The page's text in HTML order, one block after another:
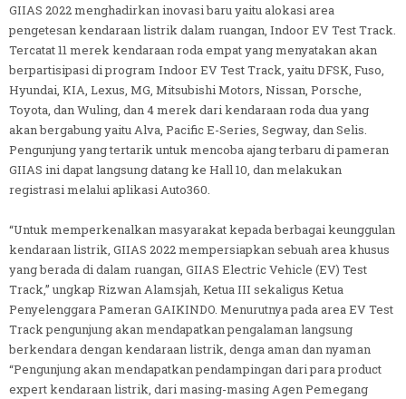
GIIAS 2022 menghadirkan inovasi baru yaitu alokasi area
pengetesan kendaraan listrik dalam ruangan, Indoor EV Test Track.
Tercatat 11 merek kendaraan roda empat yang menyatakan akan
berpartisipasi di program Indoor EV Test Track, yaitu DFSK, Fuso,
Hyundai, KIA, Lexus, MG, Mitsubishi Motors, Nissan, Porsche,
Toyota, dan Wuling, dan 4 merek dari kendaraan roda dua yang
akan bergabung yaitu Alva, Pacific E-Series, Segway, dan Selis.
Pengunjung yang tertarik untuk mencoba ajang terbaru di pameran
GIIAS ini dapat langsung datang ke Hall 10, dan melakukan
registrasi melalui aplikasi Auto360.
“Untuk memperkenalkan masyarakat kepada berbagai keunggulan
kendaraan listrik, GIIAS 2022 mempersiapkan sebuah area khusus
yang berada di dalam ruangan, GIIAS Electric Vehicle (EV) Test
Track,” ungkap Rizwan Alamsjah, Ketua III sekaligus Ketua
Penyelenggara Pameran GAIKINDO. Menurutnya pada area EV Test
Track pengunjung akan mendapatkan pengalaman langsung
berkendara dengan kendaraan listrik, denga aman dan nyaman
“Pengunjung akan mendapatkan pendampingan dari para product
expert kendaraan listrik, dari masing-masing Agen Pemegang